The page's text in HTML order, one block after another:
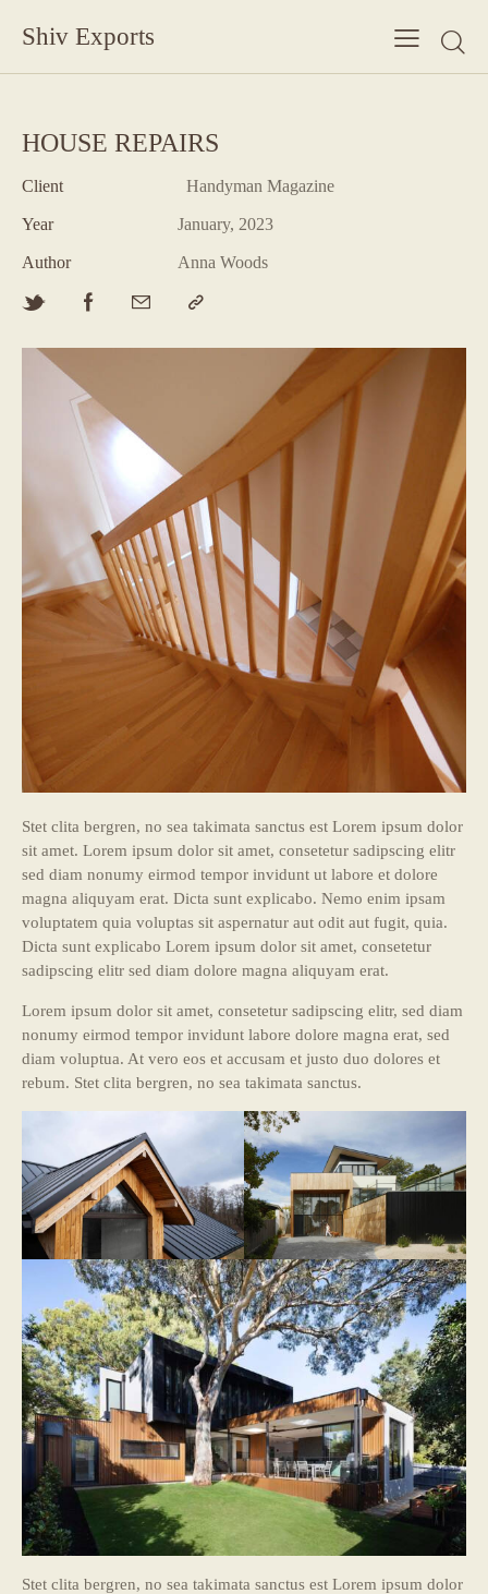
Shiv Exports
HOUSE REPAIRS
Client Handyman Magazine
Year January, 2023
Author Anna Woods
Stet clita bergren, no sea takimata sanctus est Lorem ipsum dolor
sit amet. Lorem ipsum dolor sit amet, consetetur sadipscing elitr
sed diam nonumy eirmod tempor invidunt ut labore et dolore
magna aliquyam erat. Dicta sunt explicabo. Nemo enim ipsam
voluptatem quia voluptas sit aspernatur aut odit aut fugit, quia.
Dicta sunt explicabo Lorem ipsum dolor sit amet, consetetur
sadipscing elitr sed diam dolore magna aliquyam erat.
Lorem ipsum dolor sit amet, consetetur sadipscing elitr, sed diam
nonumy eirmod tempor invidunt labore dolore magna erat, sed
diam voluptua. At vero eos et accusam et justo duo dolores et
rebum. Stet clita bergren, no sea takimata sanctus.
Stet clita bergren, no sea takimata sanctus est Lorem ipsum dolor